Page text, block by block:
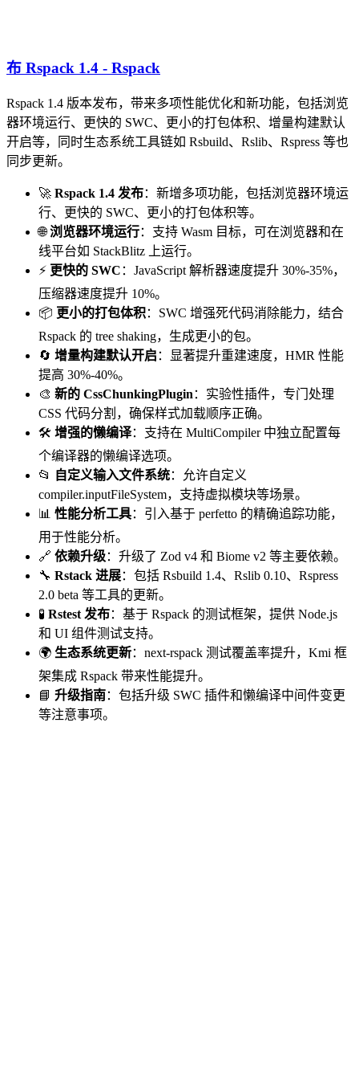
布 Rspack 1.4 - Rspack
Rspack 1.4 版本发布，带来多项性能优化和新功能，包括浏览
器环境运行、更快的 SWC、更小的打包体积、增量构建默认
开启等，同时生态系统工具链如 Rsbuild、Rslib、Rspress 等也
同步更新。
🚀 Rspack 1.4 发布：新增多项功能，包括浏览器环境运
行、更快的 SWC、更小的打包体积等。
🌐浏览器环境运行：支持 Wasm 目标，可在浏览器和在
线平台如 StackBlitz 上运行。
⚡ 更快的 SWC ：JavaScript 解析器速度提升 30%-35%，
压缩器速度提升 10%。
📦 更小的打包体积：SWC 增强死代码消除能力，结合
Rspack 的 tree shaking，生成更小的包。
🔄 增量构建默认开启 ：显著提升重建速度，HMR 性能
提高 30%-40%。
🎨 新的 CssChunkingPlugin ：实验性插件，专门处理
CSS 代码分割，确保样式加载顺序正确。
🛠 增强的懒编译：支持在 MultiCompiler 中独立配置每
个编译器的懒编译选项。
📂
自定义输入文件系统：允许自定义
compiler.inputFileSystem，支持虚拟模块等场景。
📊 性能分析工具：引入基于 perfetto 的精确追踪功能，
用于性能分析。
🔗 依赖升级：升级了 Zod v4 和 Biome v2 等主要依赖。
🔧 Rstack 进展：包括 Rsbuild 1.4、Rslib 0.10、Rspress
2.0 beta 等工具的更新。
🧪 Rstest 发布：基于 Rspack 的测试框架，提供 Node.js
和 UI 组件测试支持。
🌍 生态系统更新：next-rspack 测试覆盖率提升，Kmi 框
架集成 Rspack 带来性能提升。
📘 升级指南：包括升级 SWC 插件和懒编译中间件变更
等注意事项。